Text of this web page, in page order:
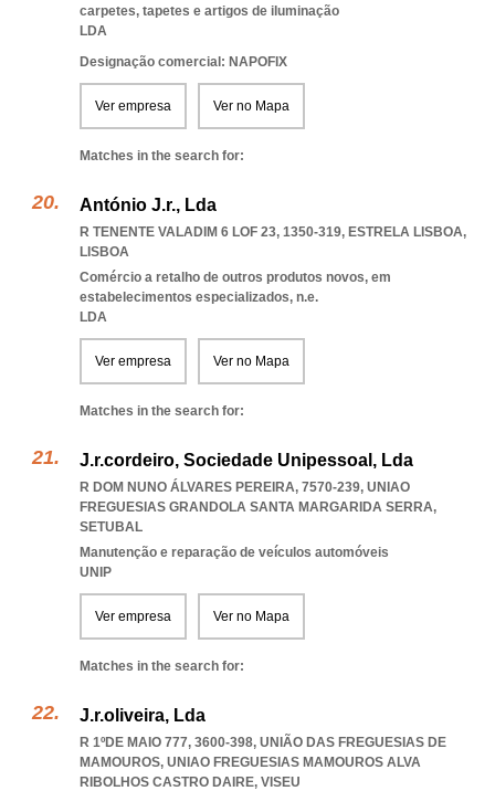
carpetes, tapetes e artigos de iluminação
LDA
Designação comercial: NAPOFIX
Ver empresa Ver no Mapa
Matches in the search for:
António J.r., Lda
R TENENTE VALADIM 6 LOF 23, 1350-319, ESTRELA LISBOA,
LISBOA
Comércio a retalho de outros produtos novos, em
estabelecimentos especializados, n.e.
LDA
Ver empresa Ver no Mapa
Matches in the search for:
J.r.cordeiro, Sociedade Unipessoal, Lda
R DOM NUNO ÁLVARES PEREIRA, 7570-239, UNIAO
FREGUESIAS GRANDOLA SANTA MARGARIDA SERRA,
SETUBAL
Manutenção e reparação de veículos automóveis
UNIP
Ver empresa Ver no Mapa
Matches in the search for:
J.r.oliveira, Lda
R 1ºDE MAIO 777, 3600-398, UNIÃO DAS FREGUESIAS DE
MAMOUROS, UNIAO FREGUESIAS MAMOUROS ALVA
RIBOLHOS CASTRO DAIRE, VISEU